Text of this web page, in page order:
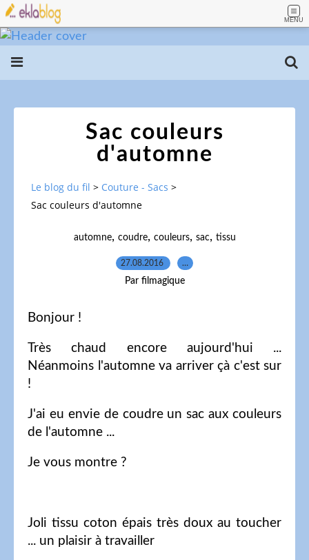
MENU
Sac couleurs
d'automne
Le blog du fil > Couture - Sacs >
Sac couleurs d'automne
automne, coudre, couleurs, sac, tissu
27.08.2016 …
Par filmagique
Bonjour !
Très chaud encore aujourd'hui ...
Néanmoins l'automne va arriver çà c'est sur
!
J'ai eu envie de coudre un sac aux couleurs
de l'automne ...
Je vous montre ?
Joli tissu coton épais très doux au toucher
... un plaisir à travailler